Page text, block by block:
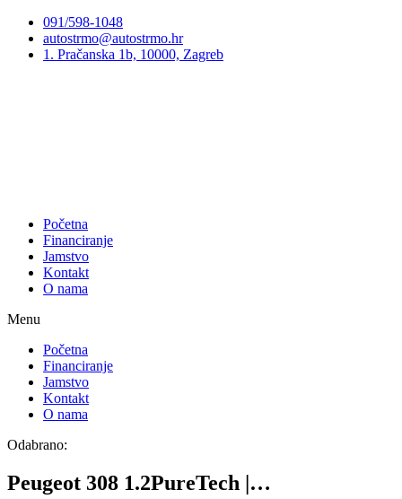
Preskoči
sadržaj
091/598-1048
autostrmo@autostrmo.hr
1. Pračanska 1b, 10000, Zagreb
Početna
Financiranje
Jamstvo
Kontakt
O nama
Menu
Početna
Financiranje
Jamstvo
Kontakt
O nama
Odabrano:
Peugeot 308 1.2PureTech |…